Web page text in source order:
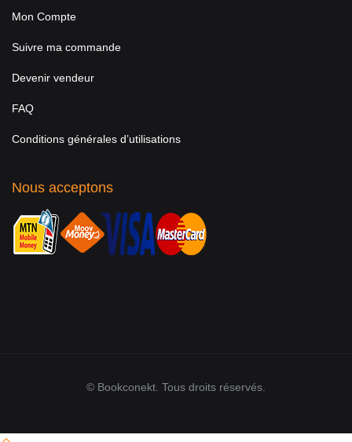
Mon Compte
Suivre ma commande
Devenir vendeur
FAQ
Conditions générales d’utilisations
Nous acceptons
© Bookconekt. Tous droits réservés.